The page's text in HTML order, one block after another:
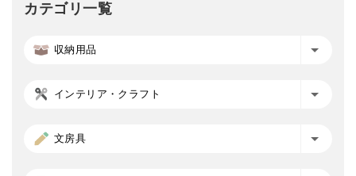
カテゴリ一覧
収納用品
インテリア・クラフト
文房具